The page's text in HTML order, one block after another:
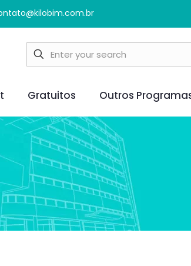
Gratuitos Outros